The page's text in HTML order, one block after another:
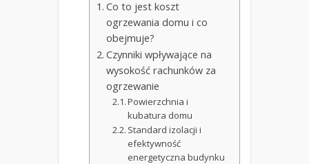
Co to jest koszt
ogrzewania domu i co
obejmuje?
Czynniki wpływające na
wysokość rachunków za
ogrzewanie
Powierzchnia i
kubatura domu
Standard izolacji i
efektywność
energetyczna budynku